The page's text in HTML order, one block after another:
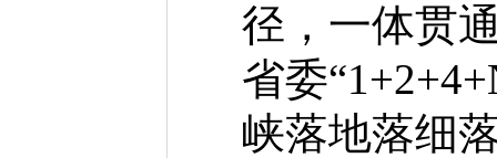
径，一体贯
省委
峡落地落细